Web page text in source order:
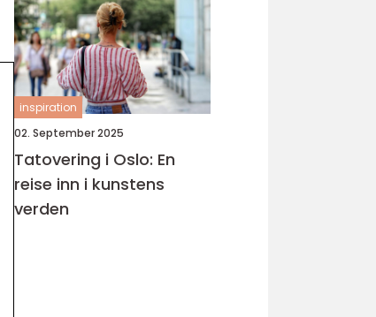
inspiration
02. September 2025
Tatovering i Oslo: En
reise inn i kunstens
verden